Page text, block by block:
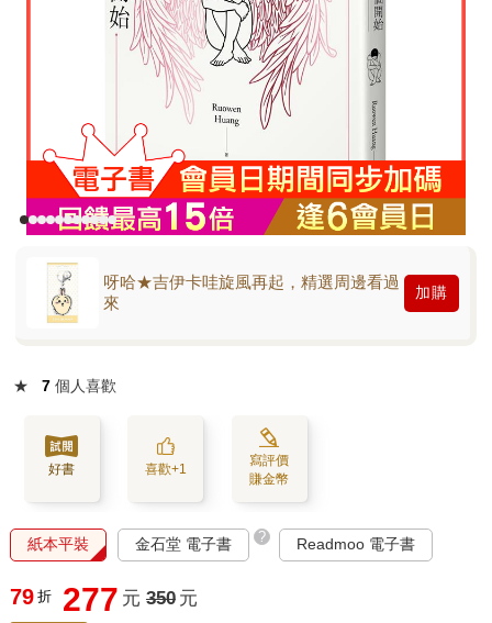
呀哈★吉伊卡哇旋風再起，精選周邊看過
來
加購
★ 7 個人喜歡
好書 喜歡+1
寫評價
賺金幣
紙本平裝 金石堂 電子書 ? Readmoo 電子書
79 折 277 元 350 元